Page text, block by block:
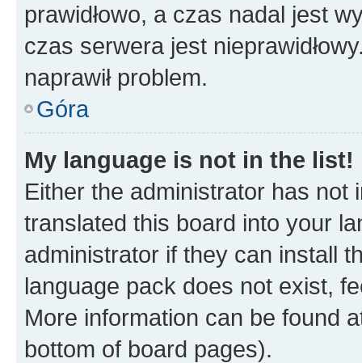
prawidłowo, a czas nadal jest
czas serwera jest
naprawił problem.
Góra
My language is not in the list!
Either the administrator has not
translated this board into your
administrator if they can install
language pack does not exist,
More information can be found
bottom of board pages).